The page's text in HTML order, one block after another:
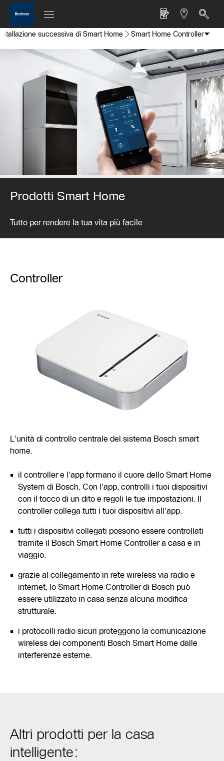
successiva di Smart Home Smart Home Controller
Prodotti Smart Home
Tutto per rendere la tua vita più facile
Controller
L'unità di controllo centrale del sistema Bosch smart
home.
il controller e l'app formano il cuore dello Smart Home
System di Bosch. Con l'app, controlli i tuoi dispositivi
con il tocco di un dito e regoli le tue impostazioni. Il
controller collega tutti i tuoi dispositivi all'app.
tutti i dispositivi collegati possono essere controllati
tramite il Bosch Smart Home Controller a casa e in
viaggio.
grazie al collegamento in rete wireless via radio e
internet, lo Smart Home Controller di Bosch può
essere utilizzato in casa senza alcuna modifica
strutturale.
i protocolli radio sicuri proteggono la comunicazione
wireless dei componenti Bosch Smart Home dalle
interferenze esterne.
Altri prodotti per la casa
intelligente: